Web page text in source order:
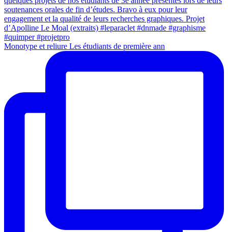
Monotype et reliure Les étudiants de première ann